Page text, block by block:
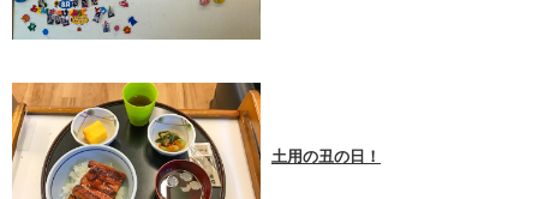
土用の丑の日！